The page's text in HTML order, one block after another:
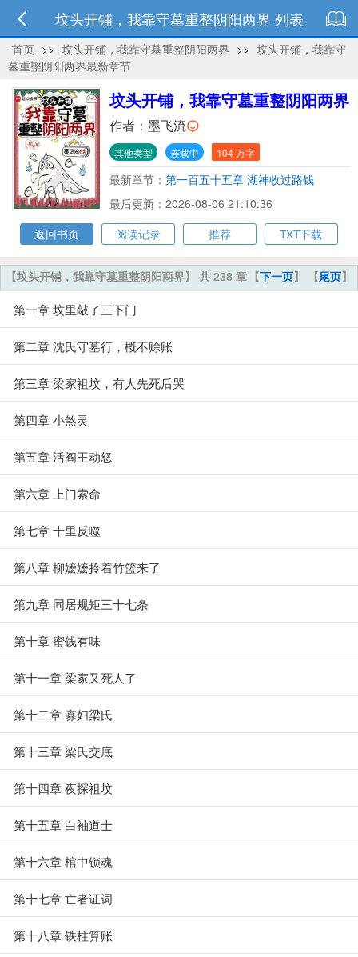
坟头开铺，我靠守墓重整阴阳两界 列表
首页 >> 坟头开铺，我靠守墓重整阴阳两界 >> 坟头开铺，我靠守
墓重整阴阳两界最新章节
坟头开铺，我靠守墓重整阴阳两界
作者： 墨飞流
其他类型 连载中 104 万字
最新章节： 第一百五十五章 湖神收过路钱
最后更新：2026-08-06 21:10:36
返回书页
阅读记录 推荐 TXT下载
【下一页】 【尾页】
【坟头开铺，我靠守墓重整阴阳两界】 共 238 章
第一章 坟里敲了三下门
第二章 沈氏守墓行，概不赊账
第三章 梁家祖坟，有人先死后哭
第四章 小煞灵
第五章 活阎王动怒
第六章 上门索命
第七章 十里反噬
第八章 柳嬷嬷拎着竹篮来了
第九章 同居规矩三十七条
第十章 蜜饯有味
第十一章 梁家又死人了
第十二章 寡妇梁氏
第十三章 梁氏交底
第十四章 夜探祖坟
第十五章 白袖道士
第十六章 棺中锁魂
第十七章 亡者证词
第十八章 铁柱算账